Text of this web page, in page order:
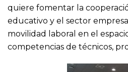
quiere fomentar la
educativo y el sector
movilidad laboral en el
competencias de técnicos,